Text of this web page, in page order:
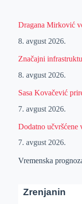
Dragana Mirković
8. avgust 2026.
Značajni
8. avgust 2026.
Sasa Kovačević
7. avgust 2026.
Dodatno učvršćene
7. avgust 2026.
Vremenska